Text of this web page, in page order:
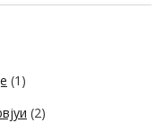
(1)
(2)